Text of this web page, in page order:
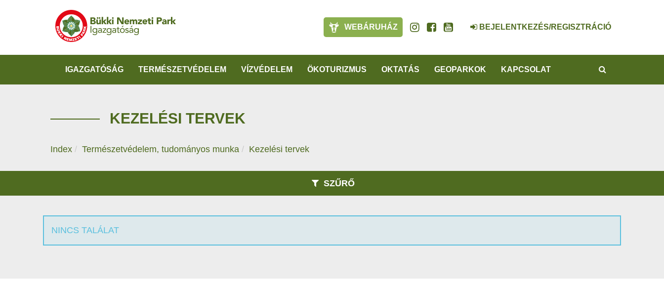
WEBÁRUHÁZ BEJELENTKEZÉS/REGISZTRÁCIÓ
IGAZGATÓSÁG TERMÉSZETVÉDELEM VÍZVÉDELEM ÖKOTURIZMUS OKTATÁS GEOPARKOK KAPCSOLAT
KEZELÉSI TERVEK
Index Természetvédelem, tudományos munka Kezelési tervek
SZŰRŐ
NINCS TALÁLAT